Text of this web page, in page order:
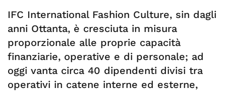
IFC International Fashion Culture, sin dagli
anni Ottanta, è cresciuta in misura
proporzionale alle proprie capacità
finanziarie, operative e di personale; ad
oggi vanta circa 40 dipendenti divisi tra
operativi in catene interne ed esterne,